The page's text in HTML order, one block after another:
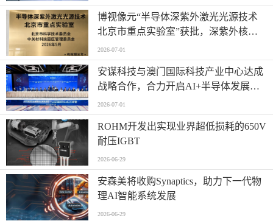
博视像元“半导体深紫外激光光源技术
北京市重点实验室”获批，深紫外核心
技术再获权威认可
2026-07-01
安谋科技与澳门国际科技产业中心达成
战略合作，合力开启AI+半导体发展
“芯”篇章
2026-07-01
ROHM开发出实现业界超低损耗的650V
耐压IGBT
2026-06-29
安森美将收购Synaptics，助力下一代物
理AI智能系统发展
2026-06-29